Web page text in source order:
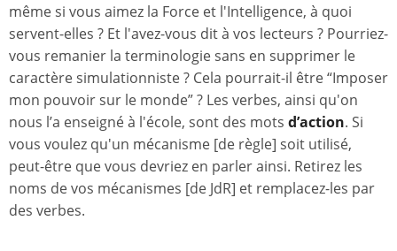
même si vous aimez la Force et l'Intelligence, à quoi
servent-elles ? Et l'avez-vous dit à vos lecteurs ? Pourriez-
vous remanier la terminologie sans en supprimer le
caractère simulationniste ? Cela pourrait-il être “Imposer
mon pouvoir sur le monde” ? Les verbes, ainsi qu'on
nous l’a enseigné à l'école, sont des mots d’action. Si
vous voulez qu'un mécanisme [de règle] soit utilisé,
peut-être que vous devriez en parler ainsi. Retirez les
noms de vos mécanismes [de JdR] et remplacez-les par
des verbes.